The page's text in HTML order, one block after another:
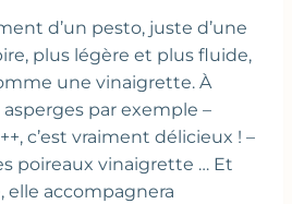
d’un pesto, juste d’une
plus légère et plus fluide,
une vinaigrette. À
par exemple –
c’est vraiment délicieux ! –
poireaux vinaigrette … Et
elle accompagnera